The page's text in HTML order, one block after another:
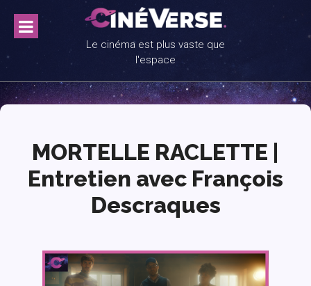
content
Le cinéma est plus vaste que
l'espace
MORTELLE RACLETTE |
Entretien avec François
Descraques